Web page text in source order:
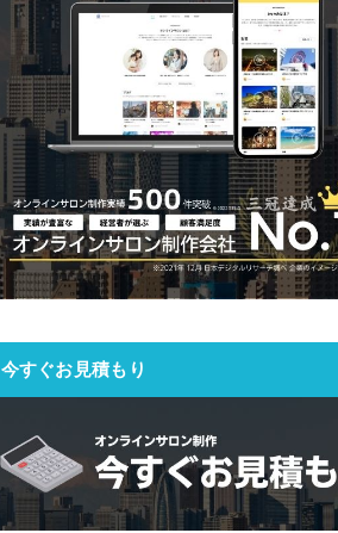
今すぐお見積もり